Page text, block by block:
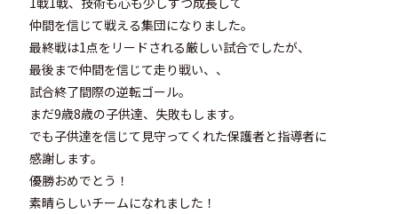
仲間を信じて戦える集団になりました。
最終戦は1点をリードされる厳しい試合でしたが、
最後まで仲間を信じて走り戦い、、
試合終了間際の逆転ゴール。
まだ9歳8歳の子供達、失敗もします。
でも子供達を信じて見守ってくれた保護者と指導者に
感謝します。
優勝おめでとう！
素晴らしいチームになれました！